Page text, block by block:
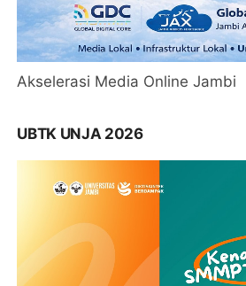
Akselerasi Media Online Jambi
UBTK UNJA 2026